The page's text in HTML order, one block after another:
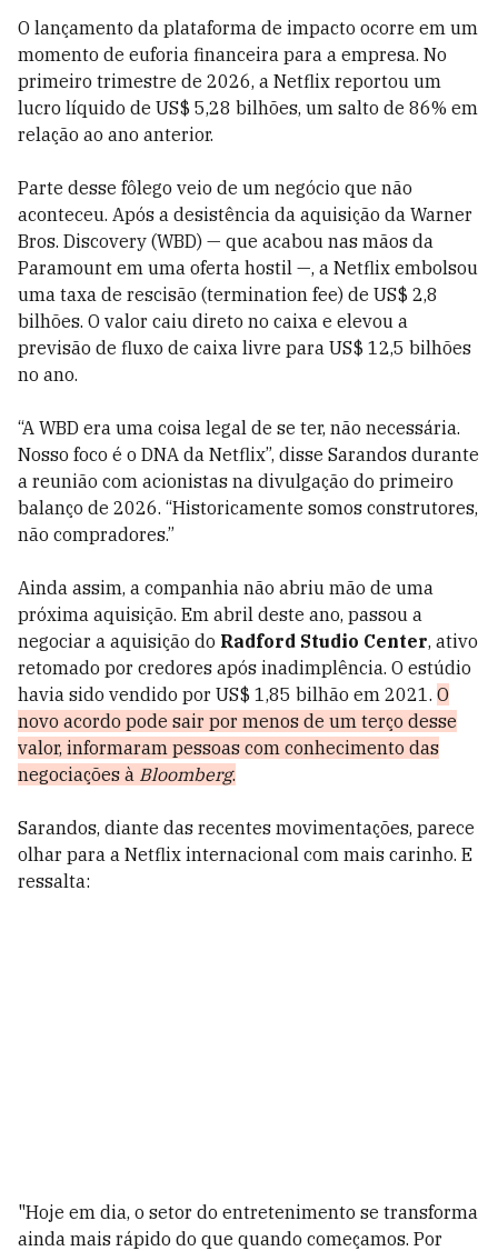
O lançamento da plataforma de impacto ocorre em um
momento de euforia financeira para a empresa. No
primeiro trimestre de 2026, a Netflix reportou um
lucro líquido de US$ 5,28 bilhões, um salto de 86% em
relação ao ano anterior.
Parte desse fôlego veio de um negócio que não
aconteceu. Após a desistência da aquisição da Warner
Bros. Discovery (WBD) — que acabou nas mãos da
Paramount em uma oferta hostil —, a Netflix embolsou
uma taxa de rescisão (termination fee) de US$ 2,8
bilhões. O valor caiu direto no caixa e elevou a
previsão de fluxo de caixa livre para US$ 12,5 bilhões
no ano.
“A WBD era uma coisa legal de se ter, não necessária.
Nosso foco é o DNA da Netflix”, disse Sarandos durante
a reunião com acionistas na divulgação do primeiro
balanço de 2026. “Historicamente somos construtores,
não compradores.”
Ainda assim, a companhia não abriu mão de uma
próxima aquisição. Em abril deste ano, passou a
negociar a aquisição do Radford Studio Center, ativo
retomado por credores após inadimplência. O estúdio
havia sido vendido por US$ 1,85 bilhão em 2021. O
novo acordo pode sair por menos de um terço desse
valor, informaram pessoas com conhecimento das
negociações à Bloomberg.
Sarandos, diante das recentes movimentações, parece
olhar para a Netflix internacional com mais carinho. E
ressalta:
"Hoje em dia, o setor do entretenimento se transforma
ainda mais rápido do que quando começamos. Por